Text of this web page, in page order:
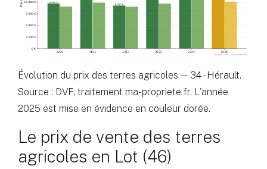
Évolution du prix des terres agricoles — 34 - Hérault.
Source : DVF, traitement ma-propriete.fr. L'année
2025 est mise en évidence en couleur dorée.
Le prix de vente des terres
agricoles en Lot (46)